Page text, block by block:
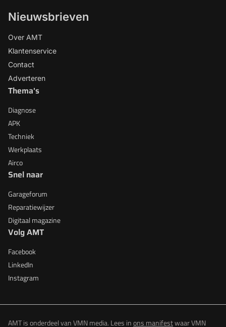
Nieuwsbrieven
Over AMT
Klantenservice
Contact
Adverteren
Thema's
Diagnose
APK
Techniek
Werkplaats
Airco
Snel naar
Garageforum
Reparatiewijzer
Digitaal magazine
Volg AMT
Facebook
LinkedIn
Instagram
AMT is onderdeel van VMN media. Lees inons manifestwaar VMN